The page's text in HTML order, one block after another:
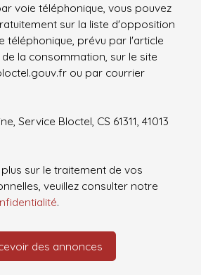
voie téléphonique, vous pouvez
sur la liste d'opposition
téléphonique, prévu par l'article
de la consommation, sur le site
ou par courrier
Service Bloctel, CS 61311, 41013
sur le traitement de vos
veuillez consulter notre
.
des annonces